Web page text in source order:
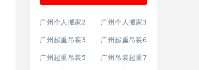
广州个人搬家2
广州个人搬家3
广州起重吊装3
广州起重吊装6